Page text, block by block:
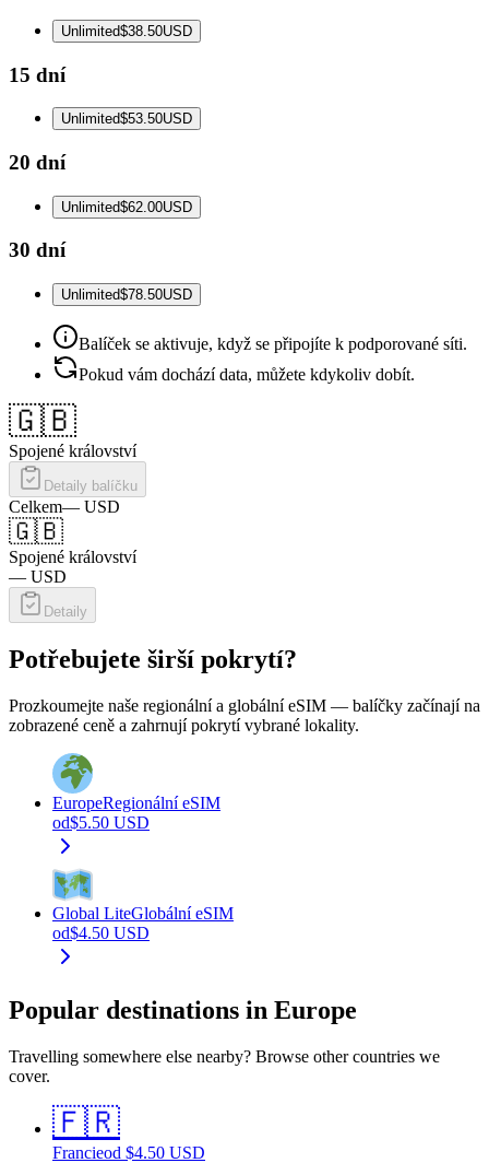
Unlimited$38.50USD
15 dní
Unlimited$53.50USD
20 dní
Unlimited$62.00USD
30 dní
Unlimited$78.50USD
Balíček se aktivuje, když se připojíte k podporované síti.
Pokud vám dochází data, můžete kdykoliv dobít.
🇬🇧
Spojené království
Detaily balíčku
Celkem— USD
🇬🇧
Spojené království
— USD
Detaily
Potřebujete širší pokrytí?
Prozkoumejte naše regionální a globální eSIM — balíčky začínají na
zobrazené ceně a zahrnují pokrytí vybrané lokality.
EuropeRegionální eSIM
od$5.50 USD
Global LiteGlobální eSIM
od$4.50 USD
Popular destinations in Europe
Travelling somewhere else nearby? Browse other countries we
cover.
🇫🇷
Francieod $4.50 USD